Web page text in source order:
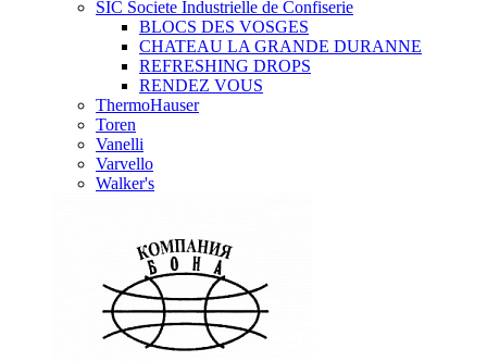
SIC Societe Industrielle de Confiserie
BLOCS DES VOSGES
CHATEAU LA GRANDE DURANNE
REFRESHING DROPS
RENDEZ VOUS
ThermoHauser
Toren
Vanelli
Varvello
Walker's